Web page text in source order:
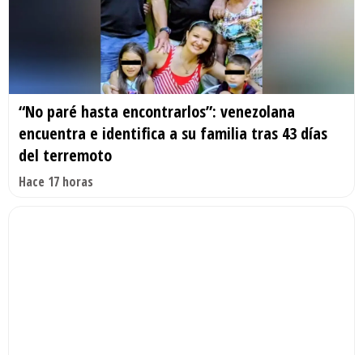
“No paré hasta encontrarlos”: venezolana
encuentra e identifica a su familia tras 43 días
del terremoto
Hace 17 horas